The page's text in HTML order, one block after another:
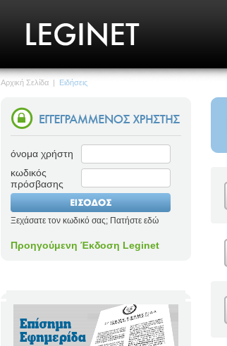
Αρχική Σελίδα | Ειδήσεις
όνομα χρήστη
κωδικός
πρόσβασης
Ξεχάσατε τον κωδικό σας; Πατήστε εδώ
Προηγούμενη Έκδοση Leginet